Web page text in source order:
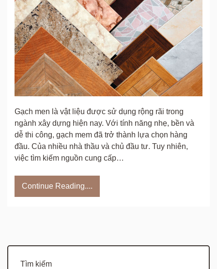
Gạch men là vật liệu được sử dụng rộng rãi trong
ngành xây dựng hiện nay. Với tính năng nhẹ, bền và
dễ thi công, gạch mem đã trở thành lựa chọn hàng
đầu. Của nhiều nhà thầu và chủ đầu tư. Tuy nhiên,
việc tìm kiếm nguồn cung cấp…
Continue Reading....
Tìm kiếm